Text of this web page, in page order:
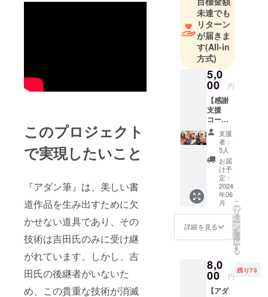
このプロジェクト
で実現したいこと
『アダン筆』は、美しい書
道作品を生み出すために欠
かせない道具であり、その
技術は吉田氏のみに受け継
がれています。しかし、吉
田氏の後継者がいないた
め、この貴重な技術が消滅
未達でも
リターン
が届きま
す(All-in
方式)
5,0
00 円
【感謝
支援
コー
ス】 吉
田から
情熱を
感じる
ビデオ
メッ
セージ
が届き
ます ま
た、感
謝のお
手紙を
お送り
ます。
ビデオ
メッ
セージ
支援
者：
5人
お届
け予
定：
2024
年06
月
詳細を見る
こ
の
リ
タ
ー
ン
を
選
択
す
る
8,0
00 円
残り73
【アダ